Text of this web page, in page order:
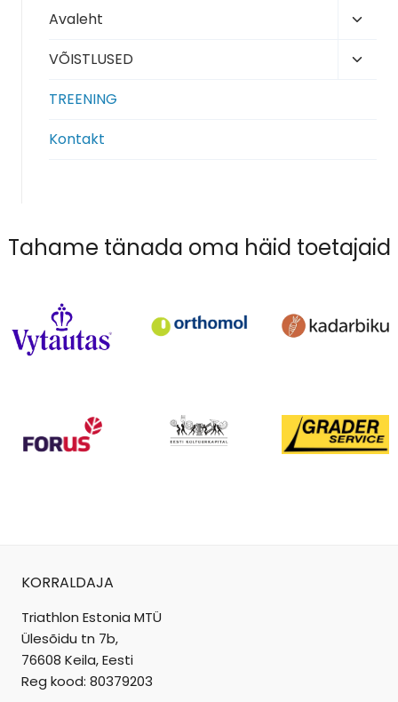
Avaleht
menu
VÕISTLUSED
TREENING
Kontakt
Tahame tänada oma häid toetajaid
KORRALDAJA
Triathlon Estonia MTÜ
Ülesõidu tn 7b,
76608 Keila, Eesti
Reg kood: 80379203